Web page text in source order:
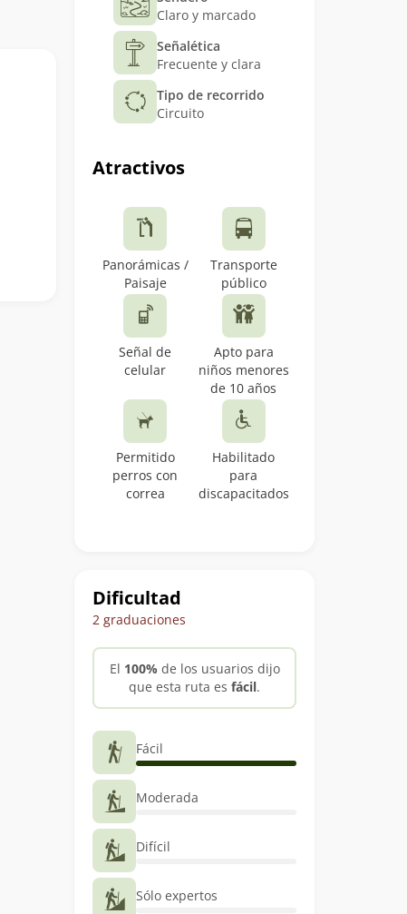
Claro y marcado
Señalética
Frecuente y clara
Tipo de recorrido
Circuito
Atractivos
Panorámicas /
Paisaje
Transporte
público
Señal de
celular
Apto para
niños menores
de 10 años
Permitido
perros con
correa
Habilitado
para
discapacitados
Dificultad
2 graduaciones
El 100% de los usuarios dijo
que esta ruta es fácil.
Fácil
Moderada
Difícil
Sólo expertos